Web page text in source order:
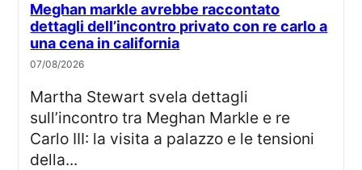
Meghan markle avrebbe raccontato
dettagli dell’incontro privato con re carlo a
una cena in california
07/08/2026
Martha Stewart svela dettagli
sull’incontro tra Meghan Markle e re
Carlo III: la visita a palazzo e le tensioni
della...